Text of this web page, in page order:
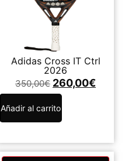
Adidas Cross IT Ctrl
2026
350,00€ 260,00€
Añadir al carrito